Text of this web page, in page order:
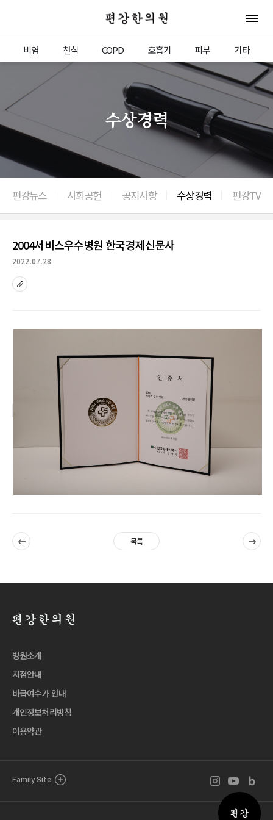
편강한의원 전체
비염 천식 COPD 호흡기 피부 기타
수상경력
편강뉴스 사회공헌 공지사항 수상경력 편강TV
이전으로
2004서비스우수병원 한국경제신문사
2022.07.28
sns
이전 목록 다음
병원소개
지점안내
비급여수가 안내
개인정보처리방침
이용약관
Family Site 인스타그램 바로
유튜브 바로
블로그